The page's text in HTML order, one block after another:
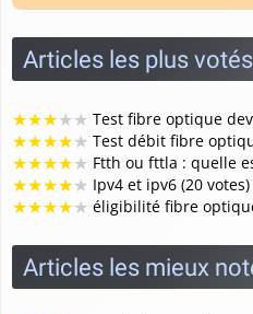
Articles les plus votés
★★★★★ Test fibre optique
★★★★★ Test débit fibre
★★★★★ Ftth ou fttla : quelle
★★★★★ Ipv4 et ipv6 (20 votes)
★★★★★ éligibilité fibre
Articles les mieux